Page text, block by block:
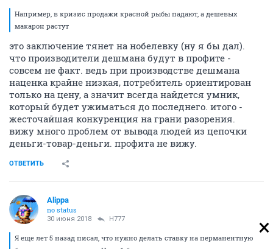
Например, в кризис продажи красной рыбы падают, а дешевых
макарон растут
это заключение тянет на нобелевку (ну я бы дал).
что производители дешмана будут в профите -
совсем не факт. ведь при производстве дешмана
наценка крайне низкая, потребитель ориентирован
только на цену, а значит всегда найдется умник,
который будет ужиматься до последнего. итого -
жесточайшая конкуренция на грани разорения.
вижу много проблем от вывода людей из цепочки
деньги-товар-деньги. профита не вижу.
ОТВЕТИТЬ
Alippa
no status
30 июня 2018 H777
Я еще лет 5 назад писал, что нужно делать ставку на перманентную